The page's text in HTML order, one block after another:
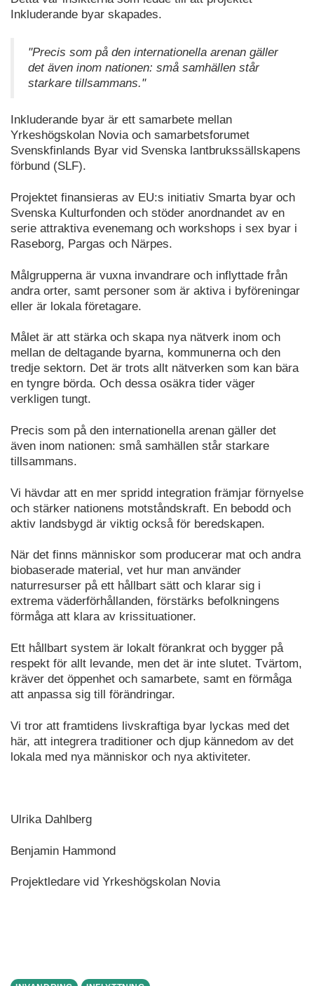
Inkluderande byar skapades.
"Precis som på den internationella arenan gäller
det även inom nationen: små samhällen står
starkare tillsammans."
Inkluderande byar är ett samarbete mellan
Yrkeshögskolan Novia och samarbetsforumet
Svenskfinlands Byar vid Svenska lantbrukssällskapens
förbund (SLF).
Projektet finansieras av EU:s initiativ Smarta byar och
Svenska Kulturfonden och stöder anordnandet av en
serie attraktiva evenemang och workshops i sex byar i
Raseborg, Pargas och Närpes.
Målgrupperna är vuxna invandrare och inflyttade från
andra orter, samt personer som är aktiva i byföreningar
eller är lokala företagare.
Målet är att stärka och skapa nya nätverk inom och
mellan de deltagande byarna, kommunerna och den
tredje sektorn. Det är trots allt nätverken som kan bära
en tyngre börda. Och dessa osäkra tider väger
verkligen tungt.
Precis som på den internationella arenan gäller det
även inom nationen: små samhällen står starkare
tillsammans.
Vi hävdar att en mer spridd integration främjar förnyelse
och stärker nationens motståndskraft. En bebodd och
aktiv landsbygd är viktig också för beredskapen.
När det finns människor som producerar mat och andra
biobaserade material, vet hur man använder
naturresurser på ett hållbart sätt och klarar sig i
extrema väderförhållanden, förstärks befolkningens
förmåga att klara av krissituationer.
Ett hållbart system är lokalt förankrat och bygger på
respekt för allt levande, men det är inte slutet. Tvärtom,
kräver det öppenhet och samarbete, samt en förmåga
att anpassa sig till förändringar.
Vi tror att framtidens livskraftiga byar lyckas med det
här, att integrera traditioner och djup kännedom av det
lokala med nya människor och nya aktiviteter.
Ulrika Dahlberg
Benjamin Hammond
Projektledare vid Yrkeshögskolan Novia